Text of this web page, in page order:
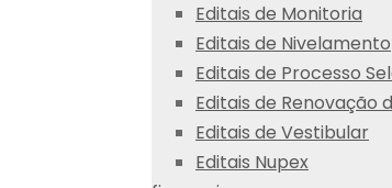
Editais de Monitoria
Editais de Nivelamento
Editais de Processo
Editais de Renovação
Editais de Vestibular
Editais Nupex